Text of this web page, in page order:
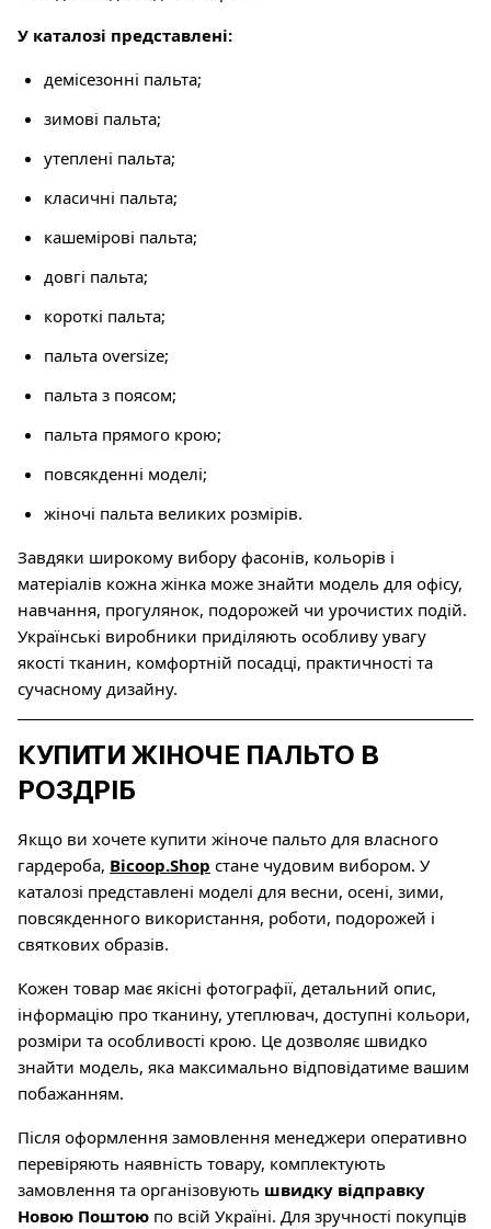
У каталозі представлені:
демісезонні пальта;
зимові пальта;
утеплені пальта;
класичні пальта;
кашемірові пальта;
довгі пальта;
короткі пальта;
пальта oversize;
пальта з поясом;
пальта прямого крою;
повсякденні моделі;
жіночі пальта великих розмірів.
Завдяки широкому вибору фасонів, кольорів і
матеріалів кожна жінка може знайти модель для офісу,
навчання, прогулянок, подорожей чи урочистих подій.
Українські виробники приділяють особливу увагу
якості тканин, комфортній посадці, практичності та
сучасному дизайну.
КУПИТИ ЖІНОЧЕ ПАЛЬТО В
РОЗДРІБ
Якщо ви хочете купити жіноче пальто для власного
гардероба, Bicoop.Shop стане чудовим вибором. У
каталозі представлені моделі для весни, осені, зими,
повсякденного використання, роботи, подорожей і
святкових образів.
Кожен товар має якісні фотографії, детальний опис,
інформацію про тканину, утеплювач, доступні кольори,
розміри та особливості крою. Це дозволяє швидко
знайти модель, яка максимально відповідатиме вашим
побажанням.
Після оформлення замовлення менеджери оперативно
перевіряють наявність товару, комплектують
замовлення та організовують швидку відправку
Новою Поштою по всій Україні. Для зручності покупців